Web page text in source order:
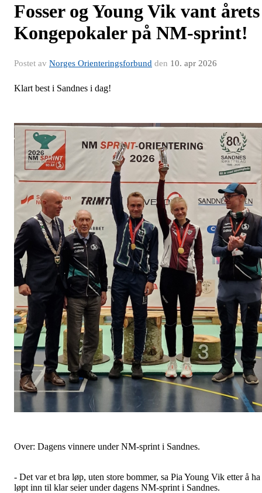
Fosser og Young Vik vant årets
Kongepokaler på NM-sprint!
Postet av Norges Orienteringsforbund den 10. apr 2026
Klart best i Sandnes i dag!
Over: Dagens vinnere under NM-sprint i Sandnes.
- Det var et bra løp, uten store bommer, sa Pia Young Vik etter å ha
løpt inn til klar seier under dagens NM-sprint i Sandnes.